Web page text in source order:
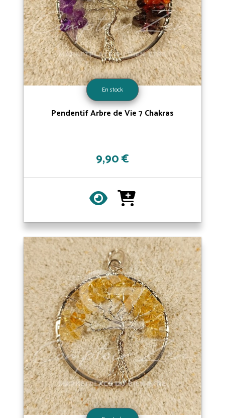
En stock
Pendentif Arbre de Vie 7 Chakras
9,90 €